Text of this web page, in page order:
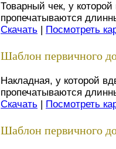
Товарный чек, у
пропечатываются
Скачать
Посмотреть
Шаблон первичного
Накладная, у которой
пропечатываются
Скачать
Посмотреть
Шаблон первичного